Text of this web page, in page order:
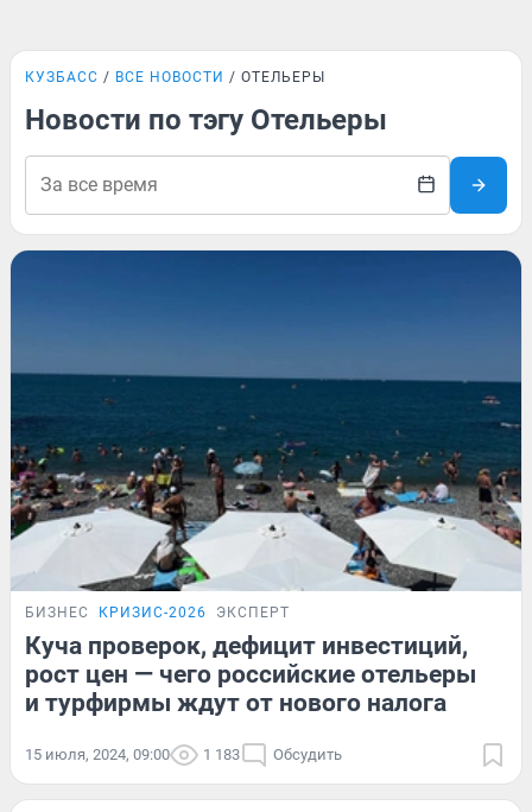
КУЗБАСС ВСЕ НОВОСТИ ОТЕЛЬЕРЫ
Новости по тэгу Отельеры
БИЗНЕС КРИЗИС-2026 ЭКСПЕРТ
Куча проверок, дефицит инвестиций,
рост цен — чего российские отельеры
и турфирмы ждут от нового налога
15 июля, 2024, 09:00 1 183 Обсудить